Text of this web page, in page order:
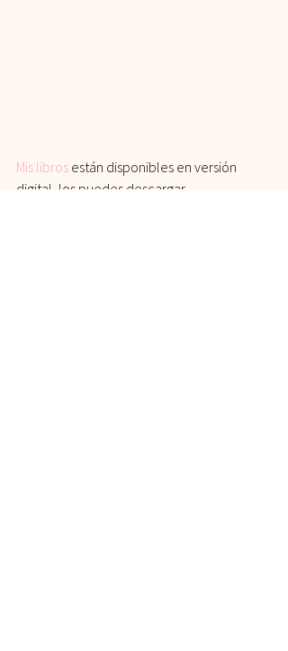
Mis libros están disponibles en versión
digital, los puedes descargar